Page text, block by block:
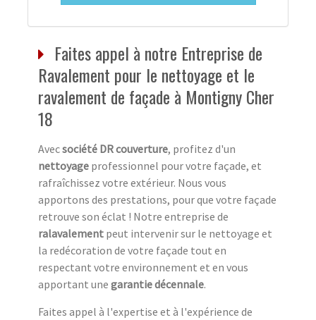
Faites appel à notre Entreprise de
Ravalement pour le nettoyage et le
ravalement de façade à Montigny Cher
18
Avecsociété DR couverture, profitez d'un
nettoyage professionnel pour votre façade, et
rafraîchissez votre extérieur. Nous vous
apportons des prestations, pour que votre façade
retrouve son éclat ! Notre entreprise de
ralavalement peut intervenir sur le nettoyage et
la redécoration de votre façade tout en
respectant votre environnement et en vous
apportant une garantie décennale.
Faites appel à l'expertise et à l'expérience de